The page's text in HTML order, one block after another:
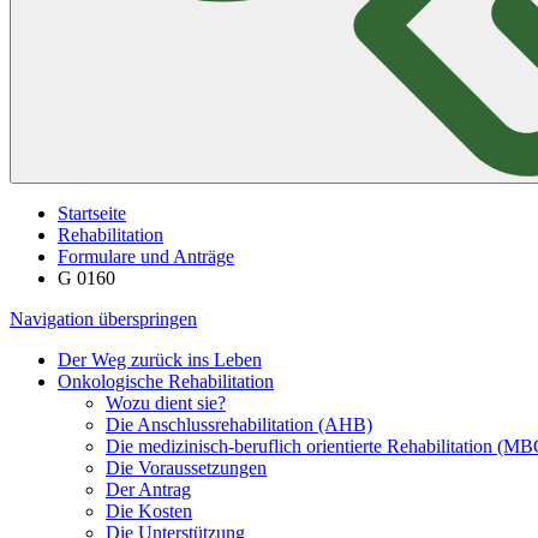
Startseite
Rehabilitation
Formulare und Anträge
G 0160
Navigation überspringen
Der Weg zurück ins Leben
Onkologische Rehabilitation
Wozu dient sie?
Die Anschlussrehabilitation (AHB)
Die medizinisch-beruflich orientierte Rehabilitation
Die Voraussetzungen
Der Antrag
Die Kosten
Die Unterstützung